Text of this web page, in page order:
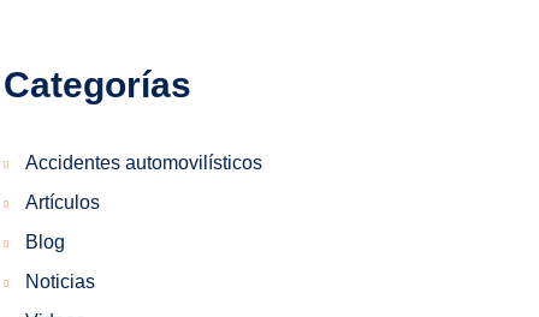
Categorías
Accidentes automovilísticos
Artículos
Blog
Noticias